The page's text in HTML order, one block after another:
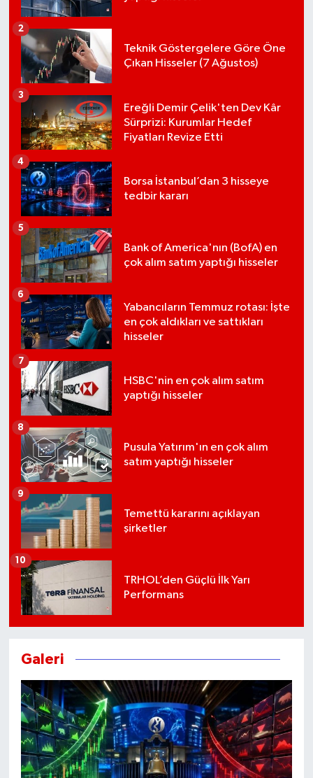
Teknik Göstergelere Göre Öne
Çıkan Hisseler (7 Ağustos)
2
Ereğli Demir Çelik'ten Dev Kâr
Sürprizi: Kurumlar Hedef
Fiyatları Revize Etti
3
Borsa İstanbul’dan 3 hisseye
tedbir kararı
4
Bank of America'nın (BofA) en
çok alım satım yaptığı hisseler
5
Yabancıların Temmuz rotası: İşte
en çok aldıkları ve sattıkları
hisseler
6
HSBC'nin en çok alım satım
yaptığı hisseler
7
Pusula Yatırım'ın en çok alım
satım yaptığı hisseler
8
Temettü kararını açıklayan
şirketler
9
TRHOL’den Güçlü İlk Yarı
Performans
10
Galeri
Coin Isı Haritası
Ekonomik Takvim
Kiripto Para Piyasası
Gizlilik Sözleşmesi
Hakkımızda
İletişim